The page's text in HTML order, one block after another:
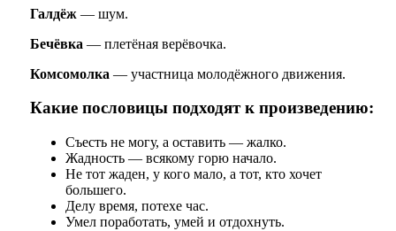
Галдёж— шум.
Бечёвка — плетёная верёвочка.
Комсомолка — участница молодёжного движения.
Какие пословицы подходят к произведению:
Съесть не могу, а оставить — жалко.
Жадность — всякому горю начало.
Не тот жаден, у кого мало, а тот, кто хочет
большего.
Делу время, потехе час.
Умел поработать, умей и отдохнуть.